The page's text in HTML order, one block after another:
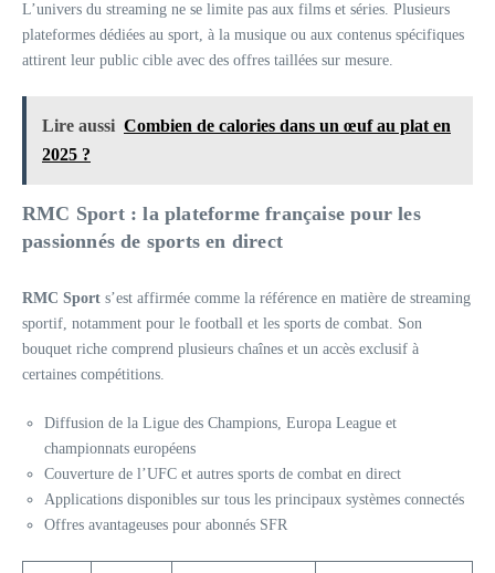
L’univers du streaming ne se limite pas aux films et séries. Plusieurs
plateformes dédiées au sport, à la musique ou aux contenus spécifiques
attirent leur public cible avec des offres taillées sur mesure.
Lire aussi Combien de calories dans un œuf au plat en
2025 ?
RMC Sport : la plateforme française pour les
passionnés de sports en direct
RMC Sport s’est affirmée comme la référence en matière de streaming
sportif, notamment pour le football et les sports de combat. Son
bouquet riche comprend plusieurs chaînes et un accès exclusif à
certaines compétitions.
Diffusion de la Ligue des Champions, Europa League et
championnats européens
Couverture de l’UFC et autres sports de combat en direct
Applications disponibles sur tous les principaux systèmes connectés
Offres avantageuses pour abonnés SFR